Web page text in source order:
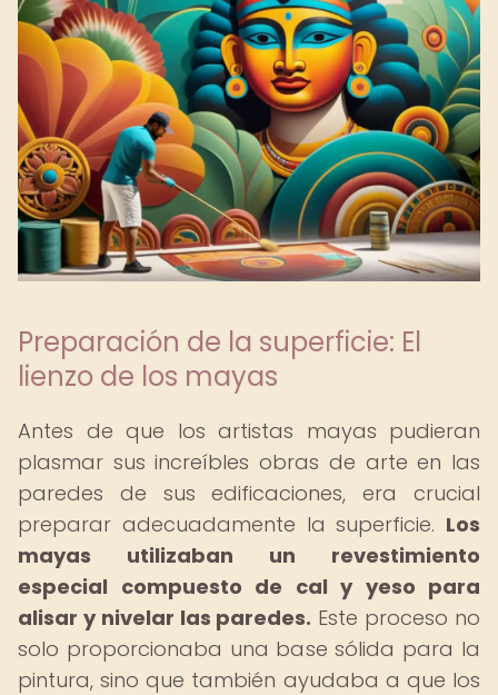
Preparación de la superficie: El
lienzo de los mayas
Antes de que los artistas mayas pudieran
plasmar sus increíbles obras de arte en las
paredes de sus edificaciones, era crucial
preparar adecuadamente la superficie. Los
mayas utilizaban un revestimiento
especial compuesto de cal y yeso para
alisar y nivelar las paredes. Este proceso no
solo proporcionaba una base sólida para la
pintura, sino que también ayudaba a que los